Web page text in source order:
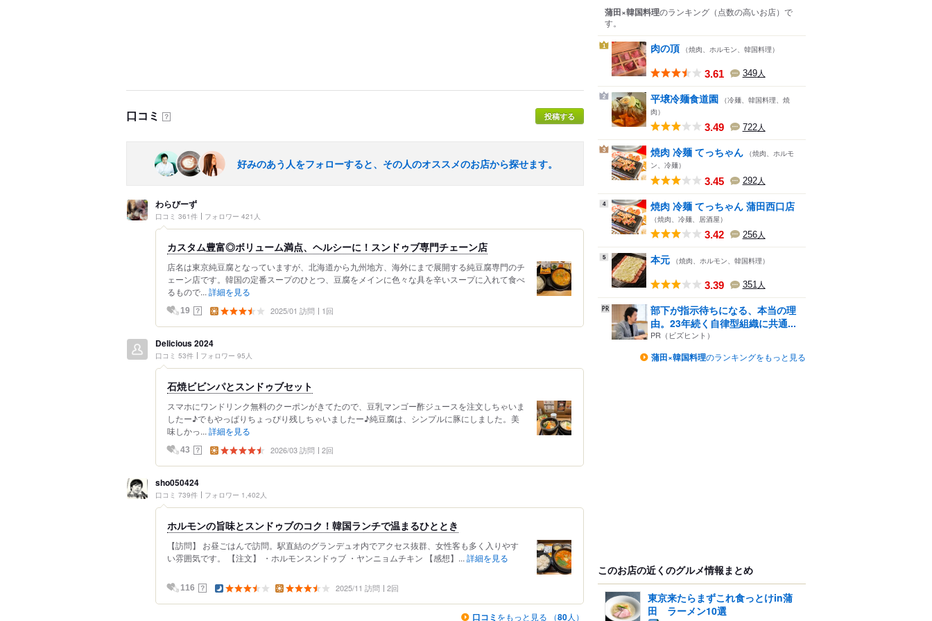
口コミ ？ 投稿する
好みのあう人をフォローすると、その人のオススメのお店から探せます。
わらびーず
口コミ 361件 フォロワー 421人
カスタム豊富◎ボリューム満点、ヘルシーに！スンドゥブ専門チェーン店
店名は東京純豆腐となっていますが、北海道から九州地方、海外にまで展開する純豆腐専門のチ
ェーン店です。韓国の定番スープのひとつ、豆腐をメインに色々な具を辛いスープに入れて食べ
るもので... 詳細を見る
19 ？ 2025/01 訪問 1回
Delicious 2024
口コミ 53件 フォロワー 95人
石焼ビビンパとスンドゥブセット
スマホにワンドリンク無料のクーポンがきてたので、豆乳マンゴー酢ジュースを注文しちゃいま
したー♪でもやっぱりちょっぴり残しちゃいましたー♪純豆腐は、シンプルに豚にしました。美
味しかっ... 詳細を見る
43 ？ 2026/03 訪問 2回
sho050424
口コミ 739件 フォロワー 1,402人
ホルモンの旨味とスンドゥブのコク！韓国ランチで温まるひととき
【訪問】 お昼ごはんで訪問。駅直結のグランデュオ内でアクセス抜群、女性客も多く入りやす
い雰囲気です。 【注文】 ・ホルモンスンドゥブ ・ヤンニョムチキン 【感想】... 詳細を見る
116 ？ 2025/11 訪問 2回
口コミ をもっと見る （80人）
蒲田×韓国料理のランキング （点数の高いお店） で
す。
1 肉の頂 （焼肉、ホルモン、韓国料理）
3.61 349人
2 平壌冷麺食道園 （冷麺、韓国料理、焼
肉）
3.49 722人
3 焼肉 冷麺 てっちゃん （焼肉、ホルモ
ン、冷麺）
3.45 292人
4 焼肉 冷麺 てっちゃん 蒲田西口店
（焼肉、冷麺、居酒屋）
3.42 256人
5 本元 （焼肉、ホルモン、韓国料理）
3.39 351人
部下が指示待ちになる、本当の理
由。23年続く自律型組織に共通...
PR（ビズヒント）
蒲田×韓国料理のランキングをもっと見る
このお店の近くのグルメ情報まとめ
東京来たらまずこれ食っとけin蒲
田 ラーメン10選